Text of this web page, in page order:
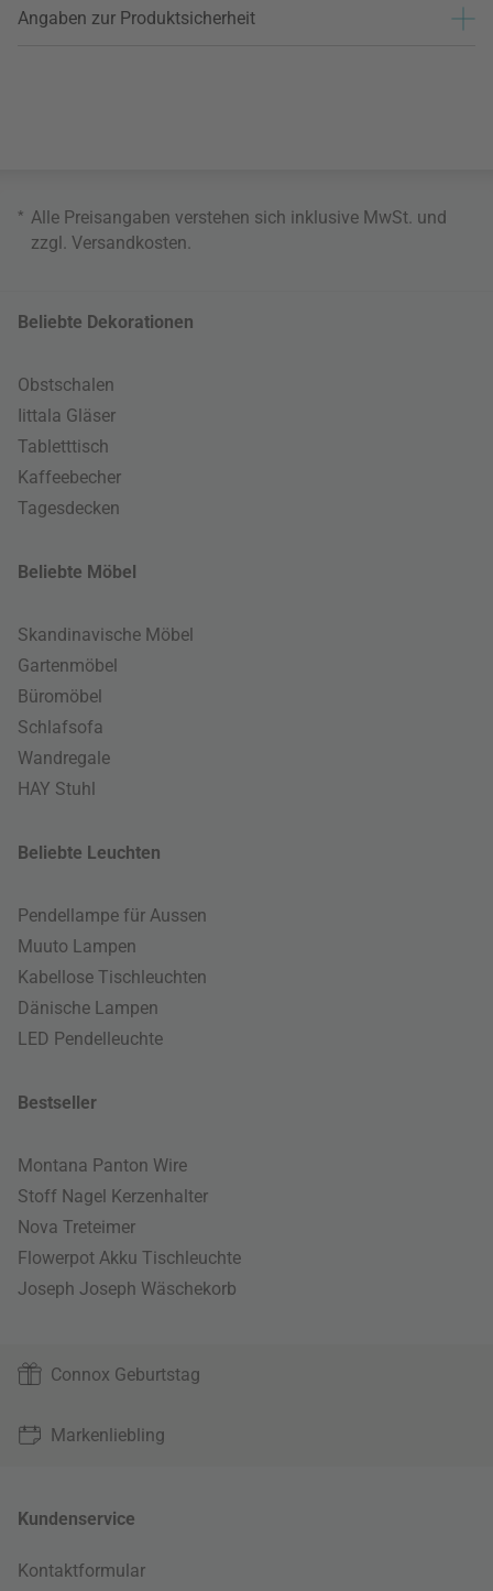
Angaben zur Produktsicherheit
* Alle Preisangaben verstehen sich inklusive MwSt. und
zzgl. Versandkosten
Beliebte Dekorationen
Obstschalen
Iittala Gläser
Tabletttisch
Kaffeebecher
Tagesdecken
Beliebte Möbel
Skandinavische Möbel
Gartenmöbel
Büromöbel
Schlafsofa
Wandregale
HAY Stuhl
Beliebte Leuchten
Pendellampe für Aussen
Muuto Lampen
Kabellose Tischleuchten
Dänische Lampen
LED Pendelleuchte
Bestseller
Montana Panton Wire
Stoff Nagel Kerzenhalter
Nova Treteimer
Flowerpot Akku Tischleuchte
Joseph Joseph Wäschekorb
Connox Geburtstag
Markenliebling
Kundenservice
Kontaktformular